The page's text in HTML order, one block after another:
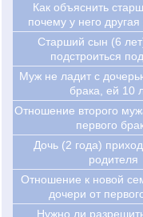
Как объяснить
почему у него
Старший сын (6
подстроиться
Муж не ладит с
брака, ей 10
Отношение второго
первого
Дочь (2 года)
родителя
Отношение к новой
дочери от
Нужно ли